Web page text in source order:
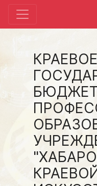
КРАЕВОЕ